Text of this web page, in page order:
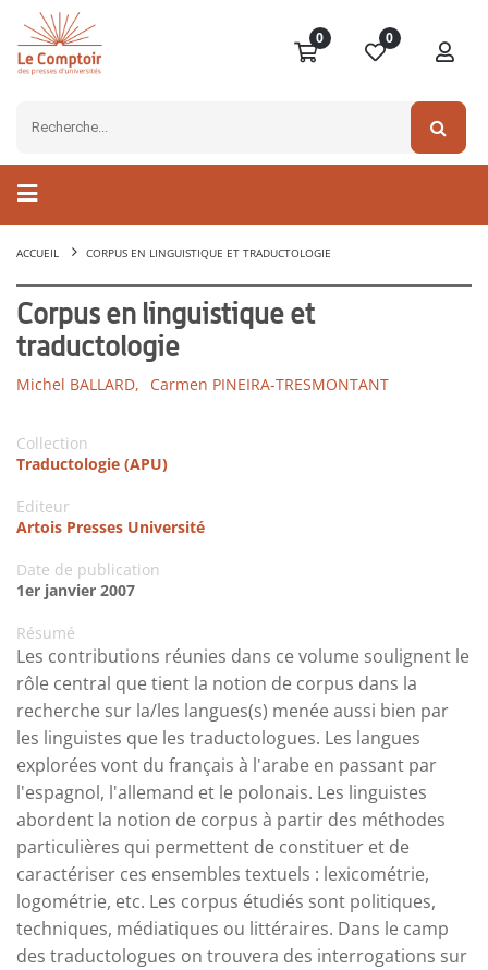
0 0
ACCUEIL CORPUS EN LINGUISTIQUE ET TRADUCTOLOGIE
Corpus en linguistique et
traductologie
Michel BALLARD, Carmen PINEIRA-TRESMONTANT
Collection
Traductologie (APU)
Editeur
Artois Presses Université
Date de publication
1er janvier 2007
Résumé
Les contributions réunies dans ce volume soulignent le
rôle central que tient la notion de corpus dans la
recherche sur la/les langues(s) menée aussi bien par
les linguistes que les traductologues. Les langues
explorées vont du français à l'arabe en passant par
l'espagnol, l'allemand et le polonais. Les linguistes
abordent la notion de corpus à partir des méthodes
particulières qui permettent de constituer et de
caractériser ces ensembles textuels : lexicométrie,
logométrie, etc. Les corpus étudiés sont politiques,
techniques, médiatiques ou littéraires. Dans le camp
des traductologues on trouvera des interrogations sur